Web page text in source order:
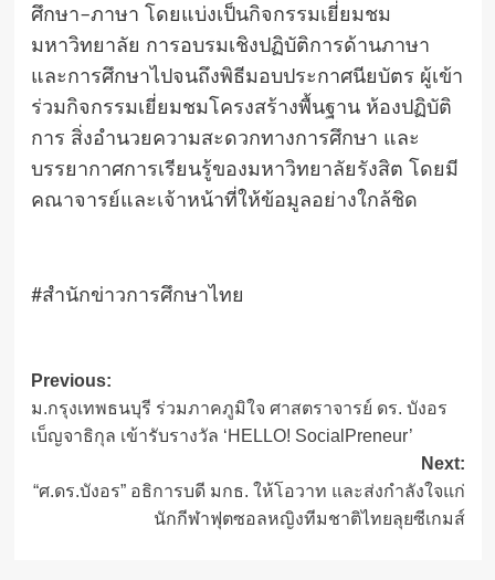
ศึกษา–ภาษา โดยแบ่งเป็นกิจกรรมเยี่ยมชม
มหาวิทยาลัย การอบรมเชิงปฏิบัติการด้านภาษา
และการศึกษาไปจนถึงพิธีมอบประกาศนียบัตร ผู้เข้า
ร่วมกิจกรรมเยี่ยมชมโครงสร้างพื้นฐาน ห้องปฏิบัติ
การ สิ่งอำนวยความสะดวกทางการศึกษา และ
บรรยากาศการเรียนรู้ของมหาวิทยาลัยรังสิต โดยมี
คณาจารย์และเจ้าหน้าที่ให้ข้อมูลอย่างใกล้ชิด
#สำนักข่าวการศึกษาไทย
Post
navigation
Previous:
ม.กรุงเทพธนบุรี ร่วมภาคภูมิใจ ศาสตราจารย์ ดร. บังอร
เบ็ญจาธิกุล เข้ารับรางวัล ‘HELLO! SocialPreneur’
Next:
“ศ.ดร.บังอร” อธิการบดี มกธ. ให้โอวาท และส่งกำลังใจแก่
นักกีฬาฟุตซอลหญิงทีมชาติไทยลุยซีเกมส์